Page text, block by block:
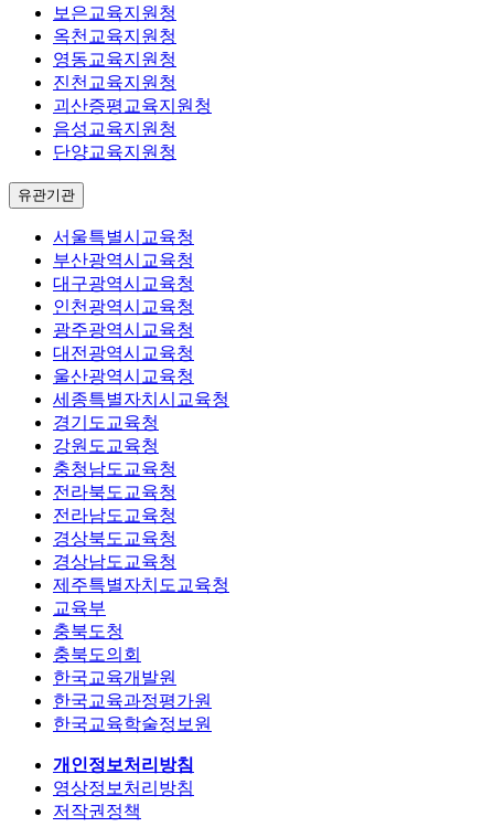
보은교육지원청
옥천교육지원청
영동교육지원청
진천교육지원청
괴산증평교육지원청
음성교육지원청
단양교육지원청
유관기관
서울특별시교육청
부산광역시교육청
대구광역시교육청
인천광역시교육청
광주광역시교육청
대전광역시교육청
울산광역시교육청
세종특별자치시교육청
경기도교육청
강원도교육청
충청남도교육청
전라북도교육청
전라남도교육청
경상북도교육청
경상남도교육청
제주특별자치도교육청
교육부
충북도청
충북도의회
한국교육개발원
한국교육과정평가원
한국교육학술정보원
개인정보처리방침
영상정보처리방침
저작권정책